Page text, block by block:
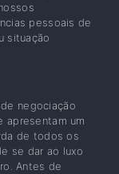
pessoais de
situação
negociação
um
de todos os
se dar ao luxo
Antes de